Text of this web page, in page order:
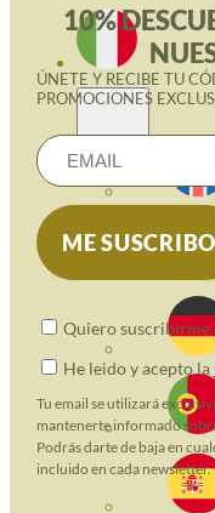
10%
ÚNETE Y RECIBE TU
PROMOCIONES
Quiero suscribirme
He leido y acepto la
Tu email se utilizará
mantenerte informado
Podrás darte de baja en
incluido en cada newsletter.